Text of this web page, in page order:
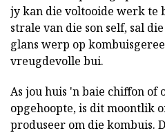
jy kan die voltooide werk te
strale van die son self, sal
glans werp op
vreugdevolle bui.
As jou huis 'n baie chiffon of
opgehoopte, is dit moontlik
produseer om die kombuis.